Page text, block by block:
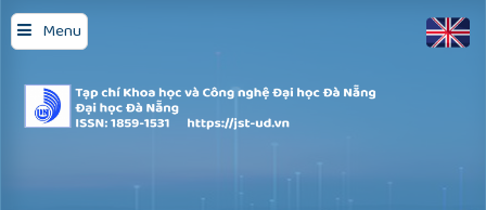
Menu
Quick
jump
to
page
content
Main